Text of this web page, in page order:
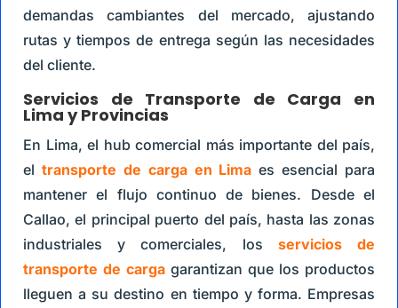
demandas cambiantes del mercado, ajustando
rutas y tiempos de entrega según las necesidades
del cliente.
Servicios de Transporte de Carga en
Lima y Provincias
En Lima, el hub comercial más importante del país,
el transporte de carga en Lima es esencial para
mantener el flujo continuo de bienes. Desde el
Callao, el principal puerto del país, hasta las zonas
industriales y comerciales, los servicios de
transporte de carga garantizan que los productos
lleguen a su destino en tiempo y forma. Empresas